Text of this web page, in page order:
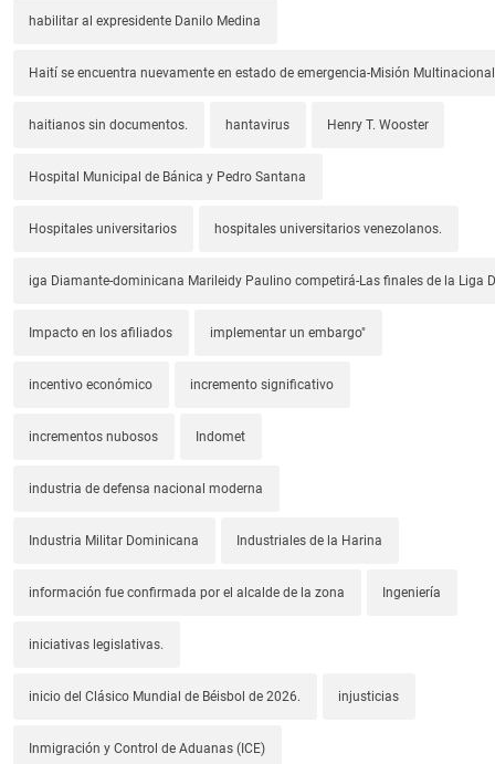
habilitar al expresidente Danilo Medina
Haití se encuentra nuevamente en estado de emergencia-Misión
haitianos sin documentos. hantavirus Henry T. Wooster
Hospital Municipal de Bánica y Pedro Santana
Hospitales universitarios hospitales universitarios venezolanos.
iga Diamante-dominicana Marileidy Paulino competirá-Las finales de la Liga
Impacto en los afiliados implementar un embargo"
incentivo económico incremento significativo
incrementos nubosos Indomet
industria de defensa nacional moderna
Industria Militar Dominicana Industriales de la Harina
información fue confirmada por el alcalde de la zona Ingeniería
iniciativas legislativas.
inicio del Clásico Mundial de Béisbol de 2026. injusticias
Inmigración y Control de Aduanas (ICE)